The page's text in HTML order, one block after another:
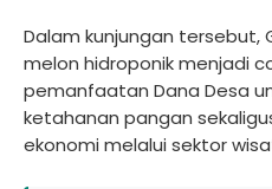
Dalam kunjungan tersebut,
melon hidroponik menjadi
pemanfaatan Dana Desa
ketahanan pangan
ekonomi melalui sektor